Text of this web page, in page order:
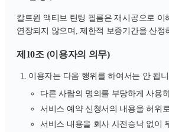
칼트윈 액티브 틴팅 필름은 재시공으로 이
연장되지 않으며, 제한적 보증기간을 산정
제10조 (이용자의 의무)
이용자는 다음 행위를 하여서는 안 됩
다른 사람의 명의를 부당하게 사용
서비스 예약 신청서의 내용을 허위
서비스 내용을 회사 사전승낙 없이